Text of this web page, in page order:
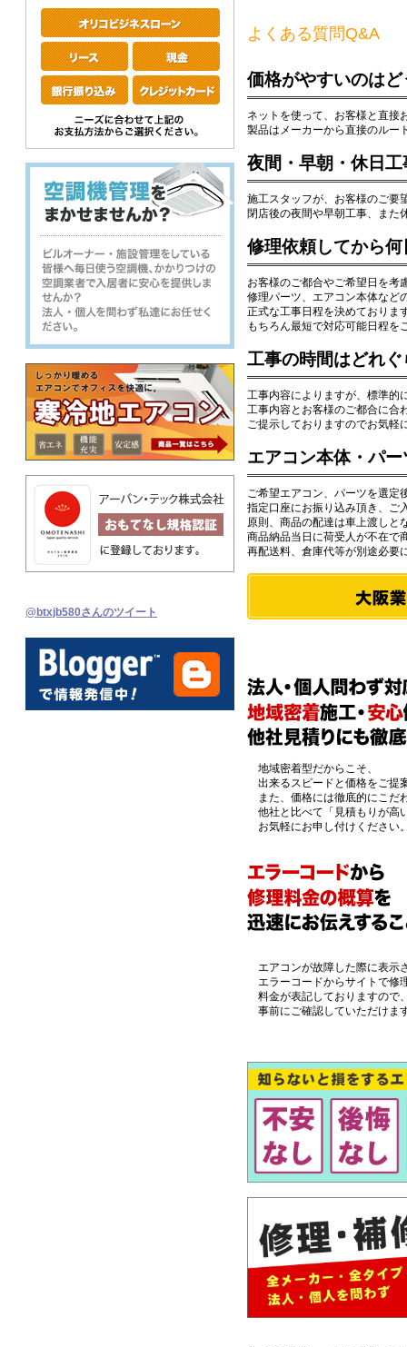
@btxjb580さんのツイート
よくある質問Q&A
価格がやすいのは
ネットを使って、お客様と直接
製品はメーカーから直接のルー
夜間・早朝・休日
施工スタッフが、お客様のご要
閉店後の夜間や早朝工事、また
修理依頼してから
お客様のご都合やご希望日を考
修理パーツ、エアコン本体など
正式な工事日程を決めておりま
もちろん最短で対応可能日程を
工事の時間はどれぐ
工事内容によりますが、標準的
工事内容とお客様のご都合に合
ご提示しておりますのでお気軽
エアコン本体・パ
ご希望エアコン、パーツを選定
指定口座にお振り込み頂き、ご
原則、商品の配達は車上渡しと
商品納品当日に荷受人が不在で
再配送料、倉庫代等が別途必要
地域密着型だからこそ、
出来るスピードと価格をご提
また、価格には徹底的にこだ
他社と比べて「見積もりが高
お気軽にお申し付けください
エアコンが故障した際に表示
エラーコードからサイトで修
料金が表記しておりますので
事前にご確認していただけま